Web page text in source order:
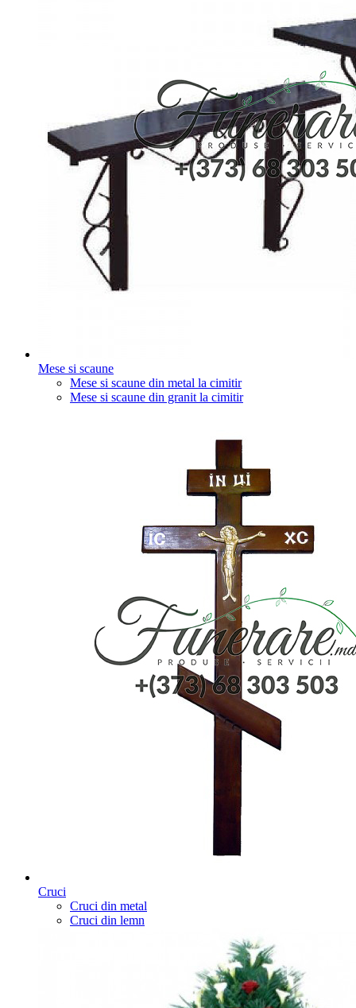
Mese si scaune
Mese si scaune din metal la cimitir
Mese si scaune din granit la cimitir
Cruci
Cruci din metal
Cruci din lemn